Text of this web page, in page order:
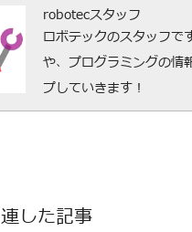
robotecスタッフ
ロボテックのスタッフで
や、プログラミングの情
プしていきます！
連した記事